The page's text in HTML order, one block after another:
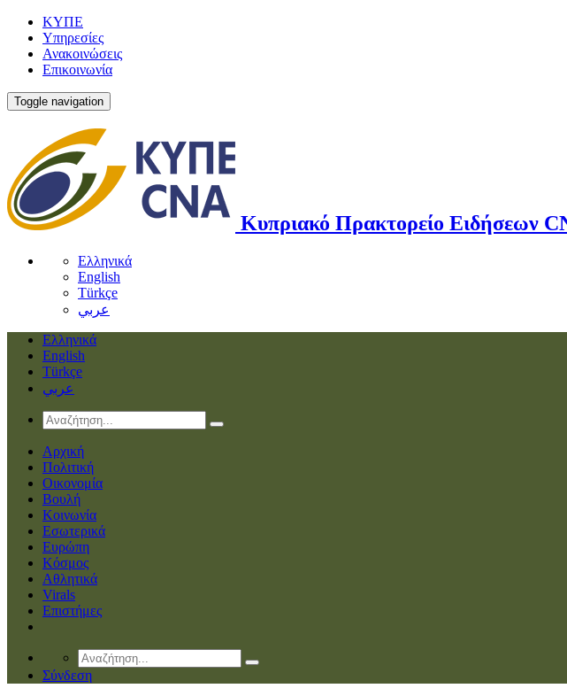
ΚΥΠΕ
Υπηρεσίες
Ανακοινώσεις
Επικοινωνία
Toggle navigation
Κυπριακό Πρακτορείο Ειδήσεων
Ελληνικά
English
Türkçe
عربي
Ελληνικά
English
Türkçe
عربي
Αρχική
Πολιτική
Οικονομία
Βουλή
Κοινωνία
Εσωτερικά
Ευρώπη
Κόσμος
Αθλητικά
Virals
Επιστήμες
Σύνδεση